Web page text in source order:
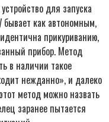
для запуска
бывает как автономным,
прикуриванию,
прибор. Метод
в наличии такое
нежданно», и далеко
метод можно назвать
заранее пытается